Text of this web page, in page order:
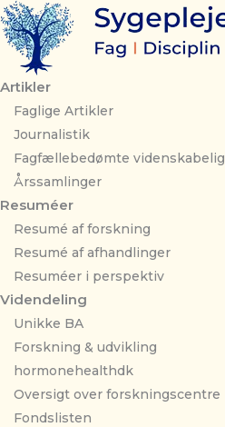
Gå
til
indholdet
Artikler
Faglige Artikler
Journalistik
Fagfællebedømte
Årssamlinger
Resuméer
Resumé af forskning
Resumé af afhandlinger
Resuméer i perspektiv
Videndeling
Unikke BA
Forskning & udvikling
hormonehealthdk
Oversigt over forskningscentre
Fondslisten